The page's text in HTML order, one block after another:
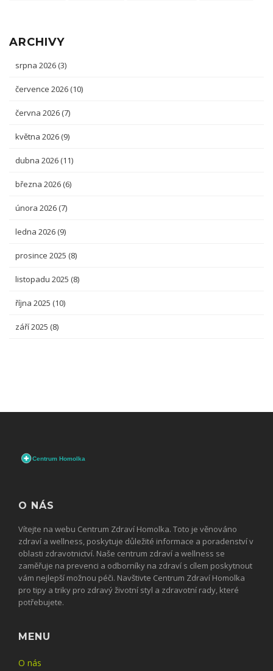
ARCHIVY
srpna 2026 (3)
července 2026 (10)
června 2026 (7)
května 2026 (9)
dubna 2026 (11)
března 2026 (6)
února 2026 (7)
ledna 2026 (9)
prosince 2025 (8)
listopadu 2025 (8)
října 2025 (10)
září 2025 (8)
O NÁS
Vítejte na webu Centrum Zdraví Homolka. Toto je věnováno
zdraví a wellness, poskytuje důležité informace a poradenství v
oblasti zdravotnictví. Naše centrum zdraví a wellness se
zaměřuje na prevenci a odborníky na zdraví s cílem poskytnout
vám nejlepší možnou péči. Navštivte Centrum Zdraví Homolka
pro tipy a triky pro zdravý životní styl a zdravotní rady, které
potřebujete.
MENU
O nás